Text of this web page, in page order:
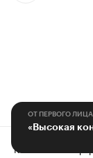
ОТ ПЕРВОГО ЛИЦА
Контактная